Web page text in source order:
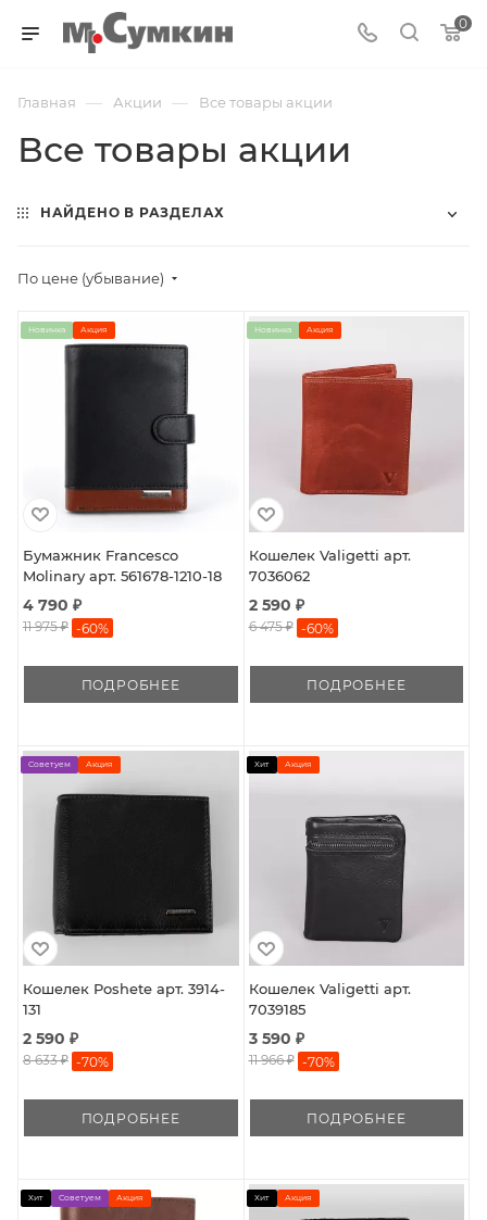
0
Главная — Акции — Все товары акции
Все товары акции
НАЙДЕНО В РАЗДЕЛАХ
По цене (убывание)
Новинка Акция
Бумажник Francesco
Molinary арт. 561678-1210-18
4 790 ₽
11 975 ₽ -60%
ПОДРОБНЕЕ
Новинка Акция
Кошелек Valigetti арт.
7036062
2 590 ₽
6 475 ₽ -60%
ПОДРОБНЕЕ
Советуем Акция
Кошелек Poshete арт. 3914-
131
2 590 ₽
8 633 ₽ -70%
ПОДРОБНЕЕ
Хит Акция
Кошелек Valigetti арт.
7039185
3 590 ₽
11 966 ₽ -70%
ПОДРОБНЕЕ
Хит Советуем Акция Хит Акция